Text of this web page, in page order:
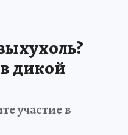
дикой
участие в